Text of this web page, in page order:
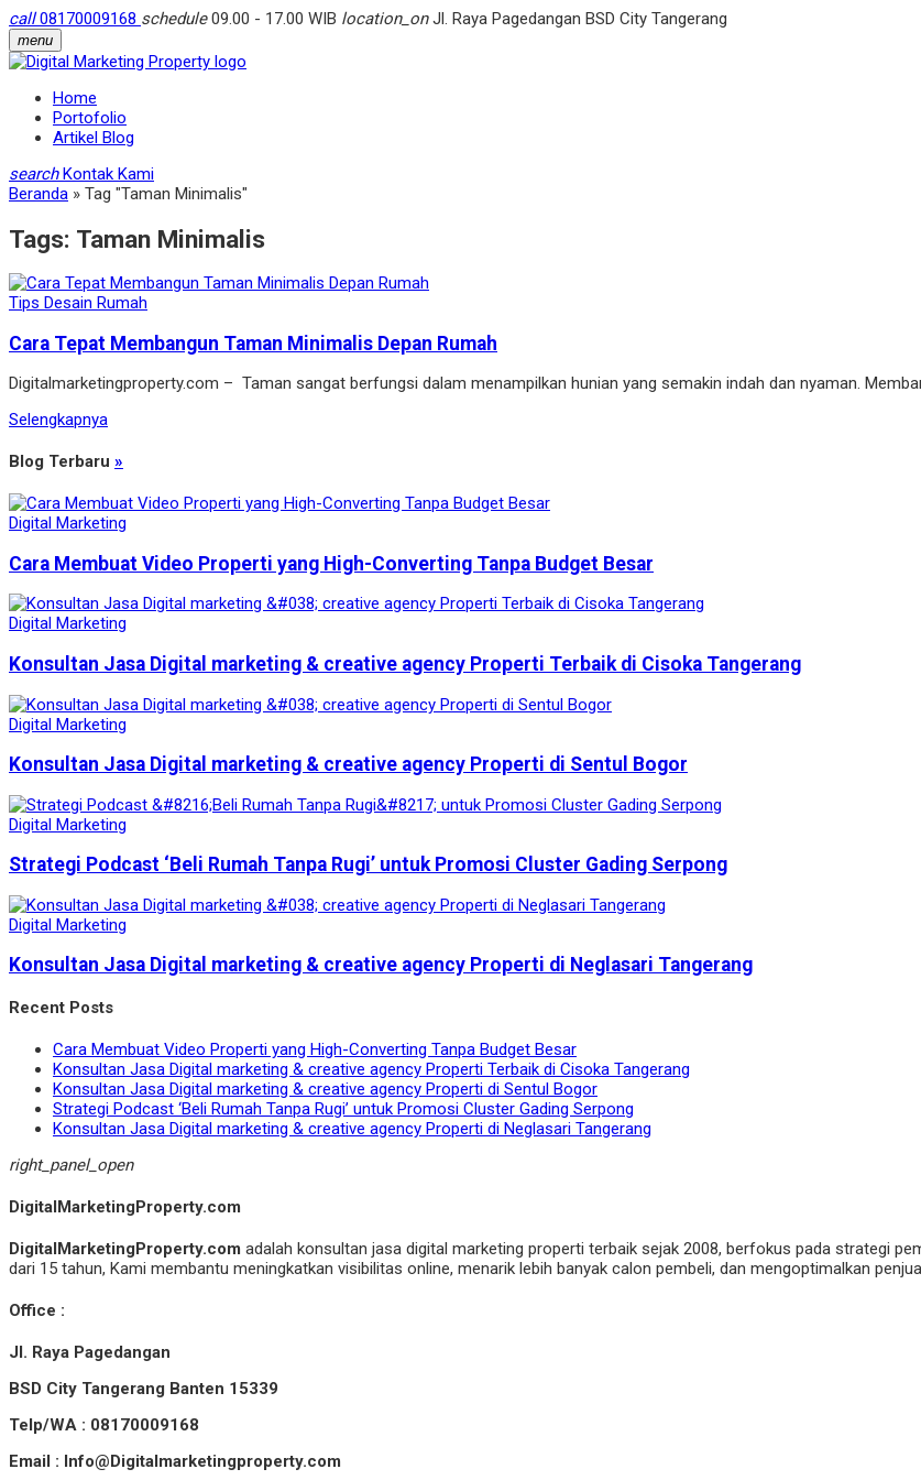
call08170009168 schedule09.00 - 17.00 WIB location_onJl. Raya Pagedangan BSD City Tangerang
menu
Home
Portofolio
Artikel Blog
search Kontak Kami
Beranda » Tag "Taman Minimalis"
Tags: Taman Minimalis
Tips Desain Rumah
Cara Tepat Membangun Taman Minimalis Depan Rumah
Digitalmarketingproperty.com – Taman sangat berfungsi dalam menampilkan hunian yang semakin indah dan nyaman.
Selengkapnya
Blog Terbaru »
Digital Marketing
Cara Membuat Video Properti yang High-Converting Tanpa Budget Besar
Digital Marketing
Konsultan Jasa Digital marketing & creative agency Properti Terbaik di Cisoka Tangerang
Digital Marketing
Konsultan Jasa Digital marketing & creative agency Properti di Sentul Bogor
Digital Marketing
Strategi Podcast ‘Beli Rumah Tanpa Rugi’ untuk Promosi Cluster Gading Serpong
Digital Marketing
Konsultan Jasa Digital marketing & creative agency Properti di Neglasari Tangerang
Recent Posts
Cara Membuat Video Properti yang High-Converting Tanpa Budget Besar
Konsultan Jasa Digital marketing & creative agency Properti Terbaik di Cisoka Tangerang
Konsultan Jasa Digital marketing & creative agency Properti di Sentul Bogor
Strategi Podcast ‘Beli Rumah Tanpa Rugi’ untuk Promosi Cluster Gading Serpong
Konsultan Jasa Digital marketing & creative agency Properti di Neglasari Tangerang
right_panel_open
DigitalMarketingProperty.com
DigitalMarketingProperty.com adalah konsultan jasa digital marketing properti terbaik sejak 2008, berfokus pada strategi
dari 15 tahun, Kami membantu meningkatkan visibilitas online, menarik lebih banyak calon pembeli, dan mengoptimalkan
Office :
Jl. Raya Pagedangan
BSD City Tangerang Banten 15339
Telp/WA : 08170009168
Email : Info@Digitalmarketingproperty.com